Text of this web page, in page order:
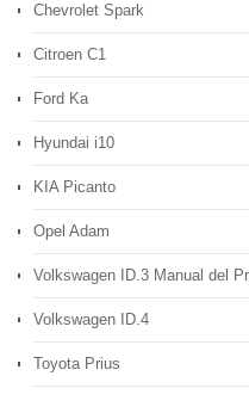
Chevrolet Spark
Citroen C1
Ford Ka
Hyundai i10
KIA Picanto
Opel Adam
Volkswagen ID.3 Manual del
Volkswagen ID.4
Toyota Prius